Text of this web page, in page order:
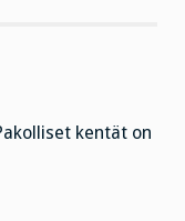
kentät on